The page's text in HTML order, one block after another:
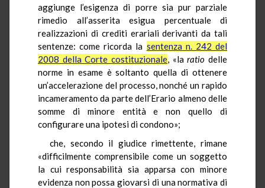
aggiunge l’esigenza di porre sia pur parziale
rimedio all’asserita esigua percentuale di
realizzazioni di crediti erariali derivanti da tali
sentenze: come ricorda la sentenza n. 242 del
2008 della Corte costituzionale, «laratio delle
norme in esame è soltanto quella di ottenere
un’accelerazione del processo, nonché un rapido
incameramento da parte dell’Erario almeno delle
somme di minore entità e non quello di
configurare una ipotesi di condono»;
che, secondo il giudice rimettente, rimane
«difficilmente comprensibile come un soggetto
la cui responsabilità sia apparsa con minore
evidenza non possa giovarsi di una normativa di